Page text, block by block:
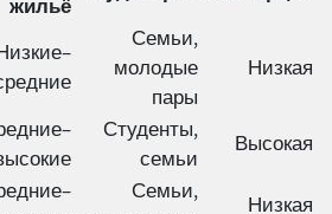
жильё
Семьи,
молодые
пары
Низкая
Студенты,
семьи
Высокая
Семьи,
Низкая